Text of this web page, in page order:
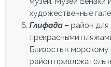
художественные
Глифада – район для
прекрасными
Близость к
район